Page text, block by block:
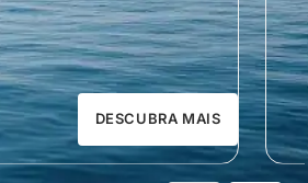
DESCUBRA MAIS